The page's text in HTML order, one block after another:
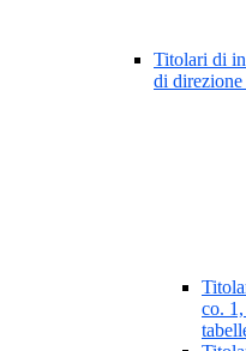
Titolari di
di
co.